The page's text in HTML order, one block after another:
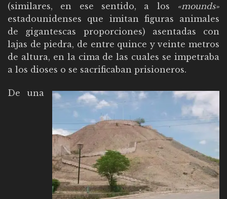
(similares, en ese sentido, a los «mounds»
estadounidenses que imitan figuras animales
de gigantescas proporciones) asentadas con
lajas de piedra, de entre quince y veinte metros
de altura, en la cima de las cuales se impetraba
a los dioses o se sacrificaban prisioneros.
De una